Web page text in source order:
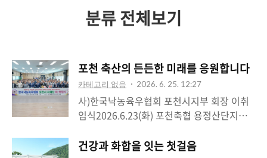
간
분류 전체보기
포천 축산의 든든한 미래를 응원합니다
카테고리 없음 2026. 6. 25. 12:27
사)한국낙농육우협회 포천시지부 회장 이취
임식2026.6.23(화) 포천축협 용정산단지점 2
이임회장님께 감사의 인사를 드리고, 새롭게
건강과 화합을 잇는 첫걸음